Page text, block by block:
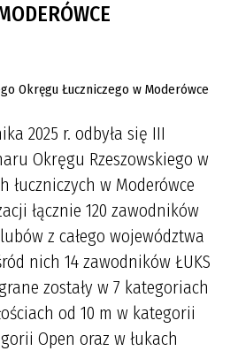
2025 r. odbyła się III
Okręgu Rzeszowskiego w
łuczniczych w Moderówce
łącznie 120 zawodników
z całego województwa
nich 14 zawodników ŁUKS
zostały w 7 kategoriach
od 10 m w kategorii
Open oraz w łukach